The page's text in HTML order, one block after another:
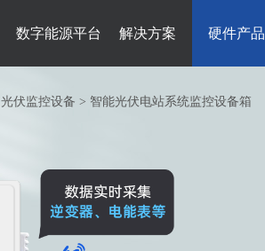
数字能源平台 解决方案 硬件产品
光伏监控设备 > 智能光伏电站系统监控设备箱